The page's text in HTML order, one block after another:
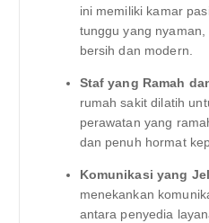
ini memiliki kamar
tunggu yang
bersih dan modern.
Staf yang Ramah
rumah sakit dilatih
perawatan yang
dan penuh hormat
Komunikasi yang
menekankan
antara penyedia